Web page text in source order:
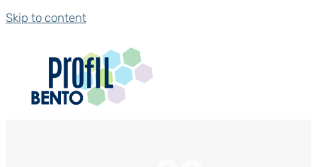
Skip to content